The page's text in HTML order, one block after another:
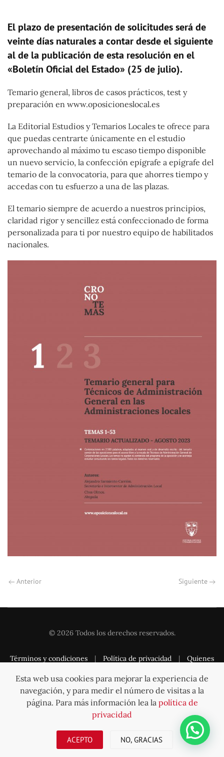
El plazo de presentación de solicitudes será de
veinte días naturales a contar desde el siguiente
al de la publicación de esta resolución en el
«Boletín Oficial del Estado» (25 de julio).
Temario general, libros de casos prácticos, test y
preparación en www.oposicioneslocal.es
La Editorial Estudios y Temarios Locales te ofrece para
que puedas centrarte únicamente en el estudio
aprovechando al máximo tu escaso tiempo disponible
un nuevo servicio, la confección epígrafe a epígrafe del
temario de la convocatoria, para que ahorres tiempo y
accedas con tu esfuerzo a una de las plazas.
El temario siempre de acuerdo a nuestros principios,
claridad rigor y sencillez está confeccionado de forma
personalizada para ti por nuestro equipo de habilitados
nacionales.
Anterior Siguiente
© 2026Todos los derechos reservados.
Términos y condiciones | Política de privacidad | Quienes
Esta web usa cookies para mejorar la experiencia de
navegación, y para medir el número de visitas a la
página. Para más información lea la política de
privacidad
ACEPTO NO, GRACIAS